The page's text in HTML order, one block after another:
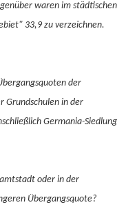
waren im städtischen
33,9 zu verzeichnen.
der
Grundschulen in der
Germania-Siedlung
oder in der
Übergangsquote?